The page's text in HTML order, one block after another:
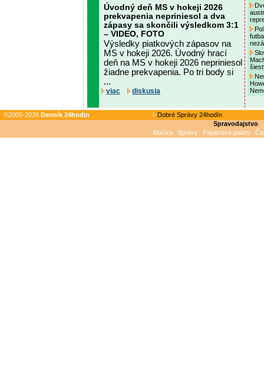
Úvodný deň MS v hokeji 2026
prekvapenia nepriniesol a dva
zápasy sa skončili výsledkom 3:1
– VIDEO, FOTO
Výsledky piatkových zápasov na
MS v hokeji 2026. Úvodný hrací
deň na MS v hokeji 2026 nepriniesol
žiadne prekvapenia. Po tri body si
...
viac diskusia
©2005-2026 Denník 24hodin
Dobré Správy 24hodín
Spravodajstvo
Mačka
Správy Papierové palety